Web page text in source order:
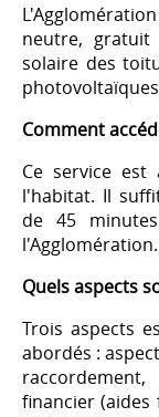
neutre,
solaire des
Comment
Ce service est
l'habitat. Il
de 45
l'Agglomération.
Quels aspects
Trois aspects
abordés :
financier